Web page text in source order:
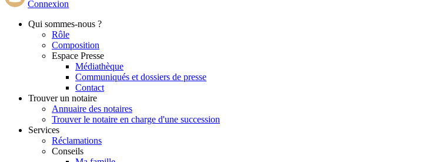
Connexion
Qui sommes-nous ?
Rôle
Composition
Espace Presse
Médiathèque
Communiqués et dossiers de presse
Contact
Trouver un notaire
Annuaire des notaires
Trouver le notaire en charge d'une succession
Services
Réclamations
Conseils